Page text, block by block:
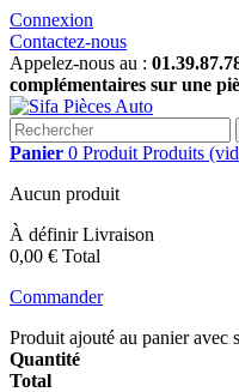
Connexion
Contactez-nous
Appelez-nous au :
complémentaires sur une
Panier 0 Produit Produits
Aucun produit
À définirLivraison
0,00 € Total
Commander
Produit ajouté au panier avec
Quantité
Total